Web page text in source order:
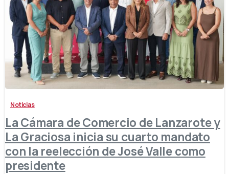
-
Noticias
La Cámara de Comercio de Lanzarote y
La Graciosa inicia su cuarto mandato
con la reelección de José Valle como
presidente